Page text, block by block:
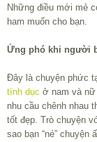
Những điều mới mẻ
ham muốn cho bạn.
Ứng phó khi người
Đây là chuyện phức
tình dục ở nam và
nhu cầu chênh nhau
tốt đẹp. Trò chuyện
sao bạn “né”